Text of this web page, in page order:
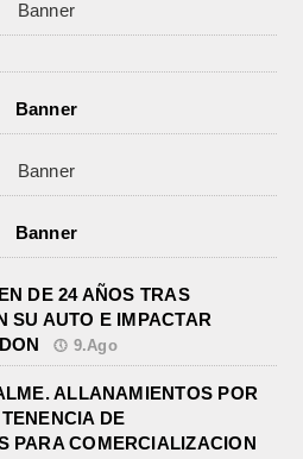
DE 24 AÑOS TRAS
SU AUTO E IMPACTAR
9.Ago
ALLANAMIENTOS POR
DE
PARA COMERCIALIZACION